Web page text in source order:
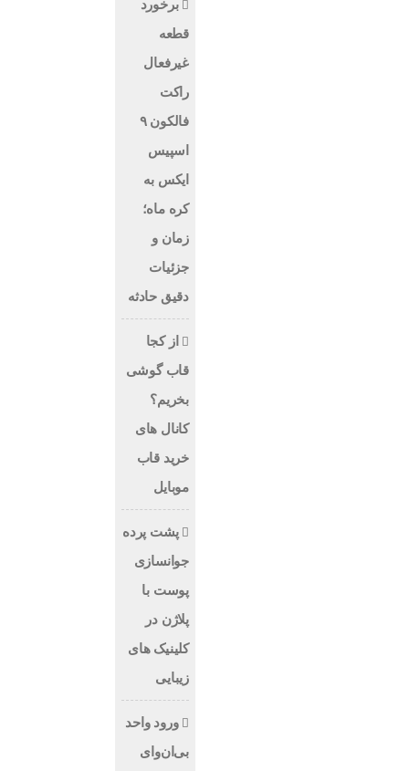
برخورد
قطعه
غیرفعال
راکت
فالکون ۹
اسپیس
ایکس به
کره ماه؛
زمان و
جزئیات
دقیق حادثه
از کجا
قاب گوشی
بخریم؟
کانال های
خرید قاب
موبایل
پشت پرده
جوانسازی
پوست با
پلاژن در
کلینیک های
زیبایی
ورود واحد
بی‌ان‌وای